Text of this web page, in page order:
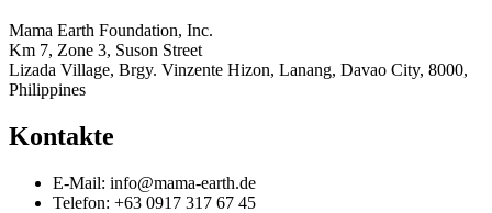
Mama Earth Foundation, Inc.
Km 7, Zone 3, Suson Street
Lizada Village, Brgy. Vinzente Hizon, Lanang, Davao City, 8000,
Philippines
Kontakte
E-Mail: info@mama-earth.de
Telefon: +63 0917 317 67 45